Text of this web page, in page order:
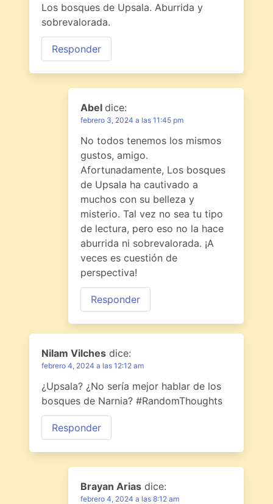
Los bosques de Upsala. Aburrida y
sobrevalorada.
Responder
Abel dice:
febrero 3, 2024 a las 11:45 pm
No todos tenemos los mismos
gustos, amigo.
Afortunadamente, Los bosques
de Upsala ha cautivado a
muchos con su belleza y
misterio. Tal vez no sea tu tipo
de lectura, pero eso no la hace
aburrida ni sobrevalorada. ¡A
veces es cuestión de
perspectiva!
Responder
Nilam Vilches dice:
febrero 4, 2024 a las 12:12 am
¿Upsala? ¿No sería mejor hablar de los
bosques de Narnia? #RandomThoughts
Responder
Brayan Arias dice:
febrero 4, 2024 a las 8:12 am